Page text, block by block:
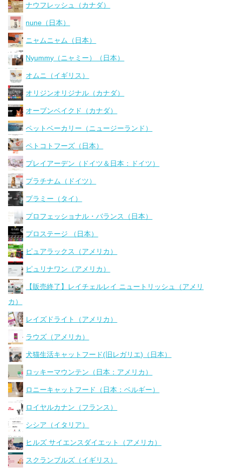
ナウフレッシュ（カナダ）
nune（日本）
ニャムニャム（日本）
Nyummy（ニャミー）（日本）
オムニ（イギリス）
オリジンオリジナル（カナダ）
オーブンベイクド（カナダ）
ペットベーカリー（ニュージーランド）
ペトコトフーズ（日本）
プレイアーデン（ドイツ＆日本：ドイツ）
プラチナム（ドイツ）
プラミー（タイ）
プロフェッショナル・バランス（日本）
プロステージ （日本）
ピュアラックス（アメリカ）
ピュリナワン（アメリカ）
【販売終了】レイチェルレイ ニュートリッシュ（アメリ
カ）
レイズドライト（アメリカ）
ラウズ（アメリカ）
犬猫生活キャットフード(旧レガリエ)（日本）
ロッキーマウンテン（日本：アメリカ）
ロニーキャットフード（日本：ベルギー）
ロイヤルカナン（フランス）
シシア（イタリア）
ヒルズ サイエンスダイエット（アメリカ）
スクランブルズ（イギリス）